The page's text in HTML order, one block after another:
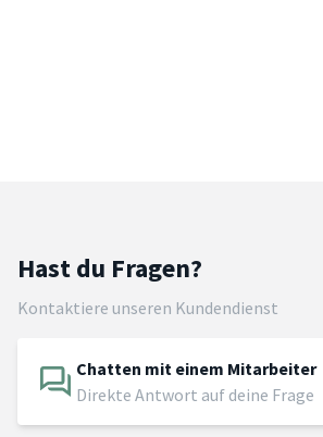
Hast du Fragen?
Kontaktiere unseren Kundendienst
Chatten mit einem Mitarbeiter
Direkte Antwort auf deine Frage